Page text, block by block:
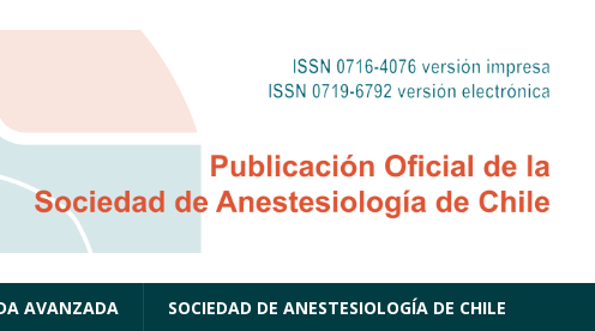
AVANZADA SOCIEDAD DE ANESTESIOLOGÍA DE CHILE